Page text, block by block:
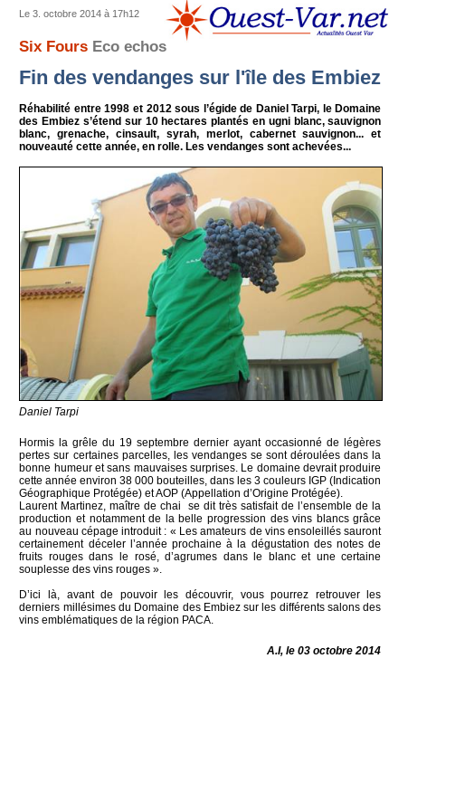
Le 3. octobre 2014 à 17h12
Six Fours Eco echos
Fin des vendanges sur l'île des Embiez
Réhabilité entre 1998 et 2012 sous l’égide de Daniel Tarpi, le Domaine
des Embiez s’étend sur 10 hectares plantés en ugni blanc, sauvignon
blanc, grenache, cinsault, syrah, merlot, cabernet sauvignon... et
nouveauté cette année, en rolle. Les vendanges sont achevées...
Daniel Tarpi
Hormis la grêle du 19 septembre dernier ayant occasionné de légères
pertes sur certaines parcelles, les vendanges se sont déroulées dans la
bonne humeur et sans mauvaises surprises. Le domaine devrait produire
cette année environ 38 000 bouteilles, dans les 3 couleurs IGP (Indication
Géographique Protégée) et AOP (Appellation d’Origine Protégée).
Laurent Martinez, maître de chai se dit très satisfait de l’ensemble de la
production et notamment de la belle progression des vins blancs grâce
au nouveau cépage introduit : « Les amateurs de vins ensoleillés sauront
certainement déceler l’année prochaine à la dégustation des notes de
fruits rouges dans le rosé, d’agrumes dans le blanc et une certaine
souplesse des vins rouges ».
D’ici là, avant de pouvoir les découvrir, vous pourrez retrouver les
derniers millésimes du Domaine des Embiez sur les différents salons des
vins emblématiques de la région PACA.
A.I, le 03 octobre 2014